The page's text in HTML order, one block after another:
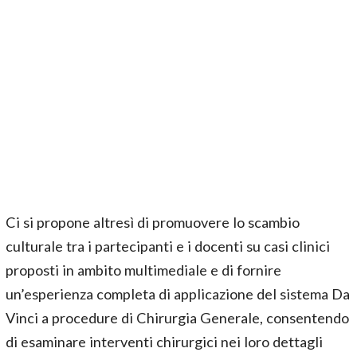
Ci si propone altresì di promuovere lo scambio
culturale tra i partecipanti e i docenti su casi clinici
proposti in ambito multimediale e di fornire
un’esperienza completa di applicazione del sistema Da
Vinci a procedure di Chirurgia Generale, consentendo
di esaminare interventi chirurgici nei loro dettagli